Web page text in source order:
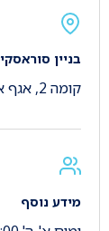
בניין סוראסקי
קומה 2, אגף א
מידע נוסף